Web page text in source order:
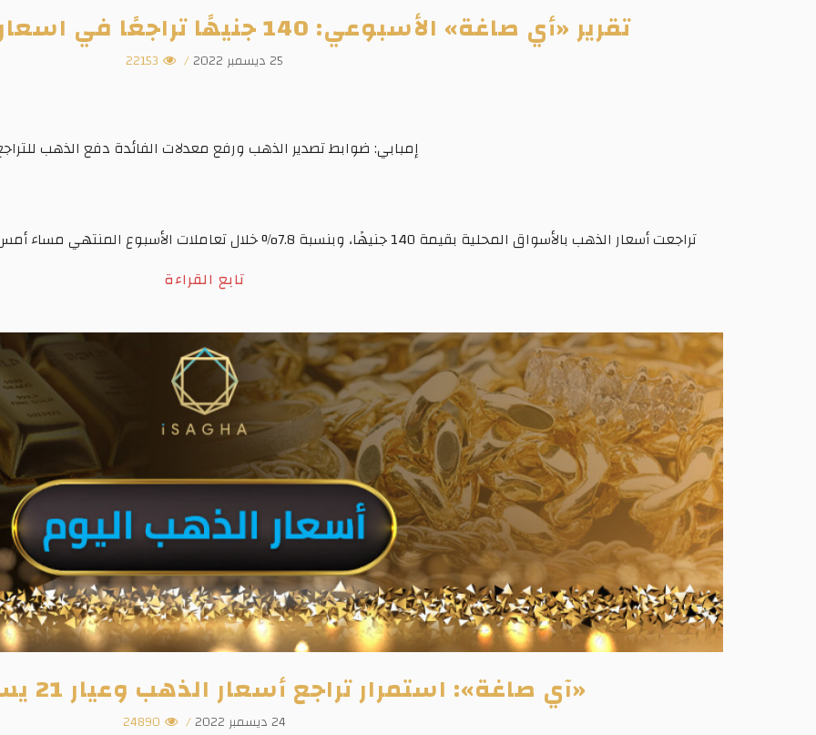
تقرير «أي صاغة» الأسبوعي: 140 جنيهًا تراجعًا في اسعار الذهب خلال اسبوع
25 ديسمبر 2022 /
22153
إمبابي: ضوابط تصدير الذهب ورفع معدلات الفائدة دفع الذهب
تراجعت أسعار الذهب بالأسواق المحلية بقيمة 140 جنيهًا، وبنسبة 7.8% خلال تعاملات الأسبوع المنتهي مساء أمس السبت، متأثرة بقرار البنك المركزي رفع أسعار...
تابع القراءة
«آي صاغة»: استمرار تراجع أسعار الذهب وعيار 21 يسجل 1690 جنيهًا
24 ديسمبر 2022 /
24890